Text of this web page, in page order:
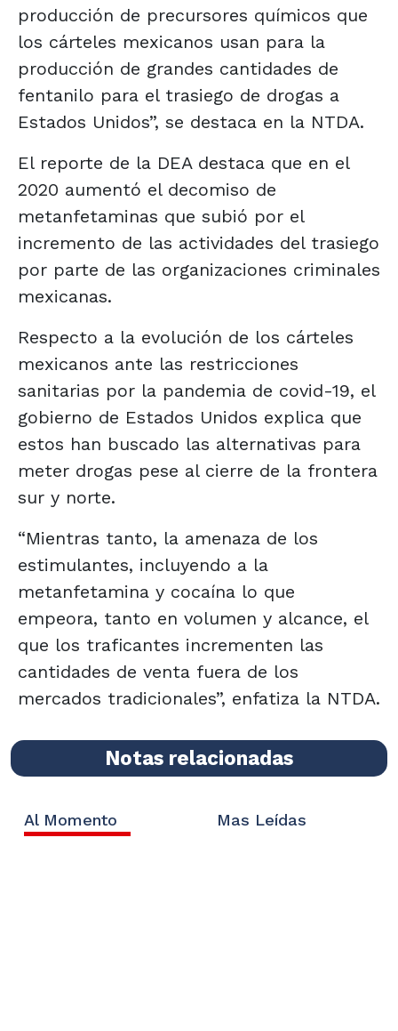
producción de precursores químicos que
los cárteles mexicanos usan para la
producción de grandes cantidades de
fentanilo para el trasiego de drogas a
Estados Unidos”, se destaca en la NTDA.
El reporte de la DEA destaca que en el
2020 aumentó el decomiso de
metanfetaminas que subió por el
incremento de las actividades del trasiego
por parte de las organizaciones criminales
mexicanas.
Respecto a la evolución de los cárteles
mexicanos ante las restricciones
sanitarias por la pandemia de covid-19, el
gobierno de Estados Unidos explica que
estos han buscado las alternativas para
meter drogas pese al cierre de la frontera
sur y norte.
“Mientras tanto, la amenaza de los
estimulantes, incluyendo a la
metanfetamina y cocaína lo que
empeora, tanto en volumen y alcance, el
que los traficantes incrementen las
cantidades de venta fuera de los
mercados tradicionales”, enfatiza la NTDA.
Notas relacionadas
Al Momento Mas Leídas